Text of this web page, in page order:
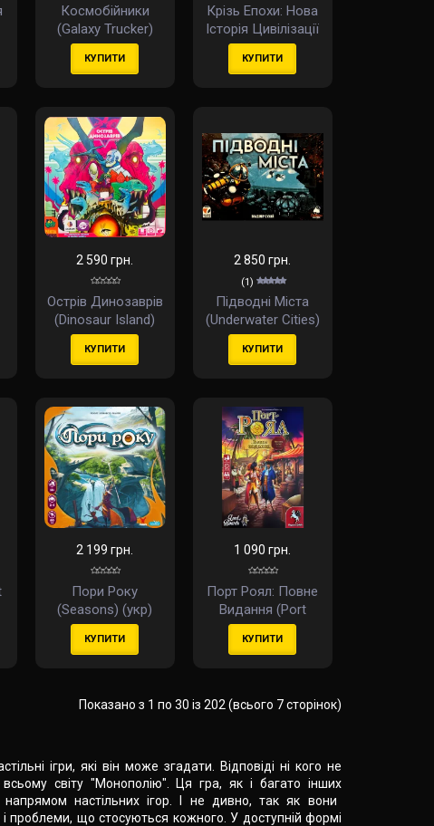
Космобійники
(Galaxy Trucker)
(укр)
КУПИТИ
Крізь Епохи: Нова
Історія Цивілізації
(Through The Ages:
A New Story Of
КУПИТИ
2 590 грн.
Острів Динозаврів
(Dinosaur Island)
(укр)
КУПИТИ
2 850 грн.
(1)
Підводні Міста
(Underwater Cities)
(укр)
КУПИТИ
2 199 грн.
Пори Року
(Seasons) (укр)
КУПИТИ
1 090 грн.
Порт Роял: Повне
Видання (Port
Royal: Big Box) (укр)
КУПИТИ
Показано з 1 по 30 із 202 (всього 7 сторінок)
ігри, які він може згадати. Відповіді ні кого не
світу "Монополію". Ця гра, як і багато інших
настільних ігор. І не дивно, так як вони
що стосуються кожного. У доступній формі